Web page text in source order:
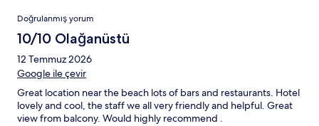
Yorumlar
Doğrulanmış yorum
10/10 Olağanüstü
12 Temmuz 2026
Google ile çevir
Great location near the beach lots of bars and restaurants. Hotel
lovely and cool, the staff we all very friendly and helpful. Great
view from balcony. Would highly recommend .